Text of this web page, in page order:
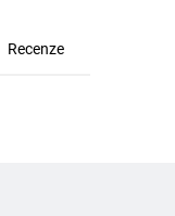
Recenze